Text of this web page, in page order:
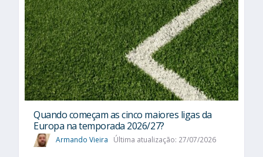
Quando começam as cinco maiores ligas da
Europa na temporada 2026/27?
Armando Vieira Última atualização: 27/07/2026